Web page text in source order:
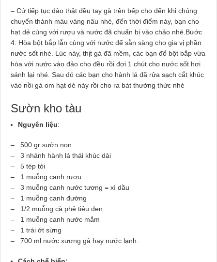
– Cứ tiếp tục đảo thật đều tay gà trên bếp cho đến khi chúng
chuyển thành màu vàng nâu nhé, đến thời điểm này, bạn cho
hạt dẻ cùng với rượu và nước đã chuẩn bị vào chảo nhé.Bước
4: Hòa bột bắp lẫn cùng với nước để sẵn sàng cho gia vị phần
nước sốt nhé. Lúc này, thịt gà đã mềm, các bạn đổ bột bắp vừa
hòa với nước vào đảo cho đều rồi đợi 1 chút cho nước sốt hơi
sánh lại nhé. Sau đó các bạn cho hành lá đã rửa sạch cắt khúc
vào nồi gà om hạt dẻ này rồi cho ra bát thưởng thức nhé
Sườn kho tàu
Nguyên liệu:
– 500 gr sườn non
– 3 nhánh hành lá thái khúc dài
– 5 tép tỏi
– 1 muỗng canh rượu
– 3 muỗng canh nước tương = xì dầu
– 1 muỗng canh đường
– 1/2 muỗng cà phê tiêu đen
– 1 muỗng canh nước mắm
– 1 trái ớt sừng
– 700 ml nước xương gà hay nước lạnh.